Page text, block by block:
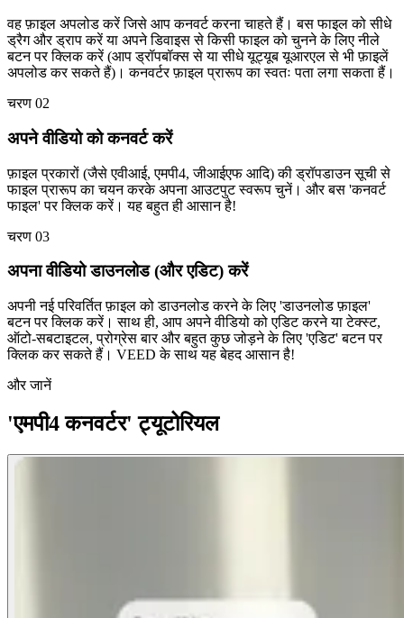
वह फ़ाइल अपलोड करें जिसे आप कनवर्ट करना चाहते हैं। बस फाइल को सीधे
ड्रैग और ड्राप करें या अपने डिवाइस से किसी फाइल को चुनने के लिए नीले
बटन पर क्लिक करें (आप ड्रॉपबॉक्स से या सीधे यूट्यूब यूआरएल से भी फ़ाइलें
अपलोड कर सकते हैं)। कनवर्टर फ़ाइल प्रारूप का स्वतः पता लगा सकता हैं।
चरण 02
अपने वीडियो को कनवर्ट करें
फ़ाइल प्रकारों (जैसे एवीआई, एमपी4, जीआईएफ आदि) की ड्रॉपडाउन सूची से
फाइल प्रारूप का चयन करके अपना आउटपुट स्वरूप चुनें। और बस 'कनवर्ट
फाइल' पर क्लिक करें। यह बहुत ही आसान है!
चरण 03
अपना वीडियो डाउनलोड (और एडिट) करें
अपनी नई परिवर्तित फ़ाइल को डाउनलोड करने के लिए 'डाउनलोड फ़ाइल'
बटन पर क्लिक करें। साथ ही, आप अपने वीडियो को एडिट करने या टेक्स्ट,
ऑटो-सबटाइटल, प्रोग्रेस बार और बहुत कुछ जोड़ने के लिए 'एडिट' बटन पर
क्लिक कर सकते हैं। VEED के साथ यह बेहद आसान है!
और जानें
'एमपी4 कनवर्टर' ट्यूटोरियल